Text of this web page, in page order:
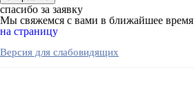
спасибо за заявку
Мы свяжемся с вами в ближайшее время
на страницу
Версия для слабовидящих